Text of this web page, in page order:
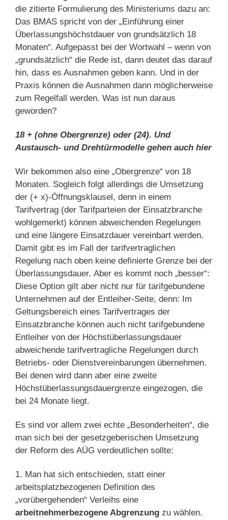
die zitierte Formulierung des Ministeriums dazu an:
Das BMAS spricht von der „Einführung einer
Überlassungshöchstdauer von grundsätzlich 18
Monaten“. Aufgepasst bei der Wortwahl – wenn von
„grundsätzlich“ die Rede ist, dann deutet das darauf
hin, dass es Ausnahmen geben kann. Und in der
Praxis können die Ausnahmen dann möglicherweise
zum Regelfall werden. Was ist nun daraus
geworden?
18 + (ohne Obergrenze) oder (24). Und
Austausch- und Drehtürmodelle gehen auch hier
Wir bekommen also eine „Obergrenze“ von 18
Monaten. Sogleich folgt allerdings die Umsetzung
der (+ x)-Öffnungsklausel, denn in einem
Tarifvertrag (der Tarifparteien der Einsatzbranche
wohlgemerkt) können abweichenden Regelungen
und eine längere Einsatzdauer vereinbart werden.
Damit gibt es im Fall der tarifvertraglichen
Regelung nach oben keine definierte Grenze bei der
Überlassungsdauer. Aber es kommt noch „besser“:
Diese Option gilt aber nicht nur für tarifgebundene
Unternehmen auf der Entleiher-Seite, denn: Im
Geltungsbereich eines Tarifvertrages der
Einsatzbranche können auch nicht tarifgebundene
Entleiher von der Höchstüberlassungsdauer
abweichende tarifvertragliche Regelungen durch
Betriebs- oder Dienstvereinbarungen übernehmen.
Bei denen wird dann aber eine zweite
Höchstüberlassungsdauergrenze eingezogen, die
bei 24 Monate liegt.
Es sind vor allem zwei echte „Besonderheiten“, die
man sich bei der gesetzgeberischen Umsetzung
der Reform des AÜG verdeutlichen sollte:
1. Man hat sich entschieden, statt einer
arbeitsplatzbezogenen Definition des
„vorübergehenden“ Verleihs eine
arbeitnehmerbezogene Abgrenzung zu wählen.